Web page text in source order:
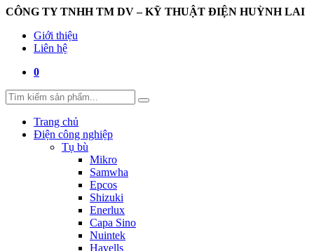
CÔNG TY TNHH TM DV – KỸ THUẬT ĐIỆN HUỲNH LAI
Giới thiệu
Liên hệ
0
Trang chủ
Điện công nghiệp
Tụ bù
Mikro
Samwha
Epcos
Shizuki
Enerlux
Capa Sino
Nuintek
Havells